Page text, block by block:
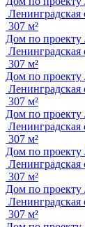
Ленинградская
307 м²
Дом по
Ленинградская
307 м²
Дом по
Ленинградская
307 м²
Дом по
Ленинградская
307 м²
Дом по
Ленинградская
307 м²
Дом по
Ленинградская
307 м²